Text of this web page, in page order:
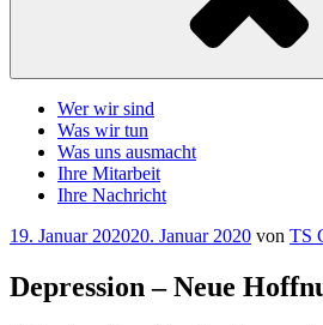
Wer wir sind
Was wir tun
Was uns ausmacht
Ihre Mitarbeit
Ihre Nachricht
Veröffentlicht
19. Januar 202020. Januar 2020 von TS
Depression – Neue